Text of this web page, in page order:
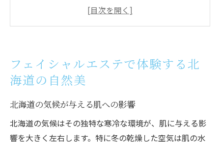
フェイシャルエステの地域特性
肌に優しいエコフレンドリーなアプローチ
エステで叶える札幌の肌ケアの魅力
札幌のエステサロンの特徴
地域密着型の肌ケアサービス
施術メニューの多様性と選び方
エステのプロが教えるケアのコツ
フェイシャルエステで体験する北
海道の自然美
北海道の気候が与える肌への影響
北海道の気候はその独特な寒冷な環境が、肌に与える影
響を大きく左右します。特に冬の乾燥した空気は肌の水